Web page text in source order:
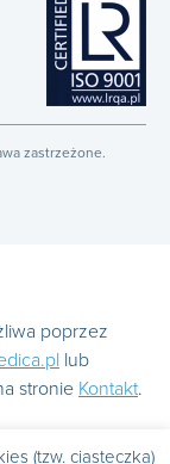
zastrzeżone.
(tzw. ciasteczka)
poprzez
lub
stronie Kontakt.